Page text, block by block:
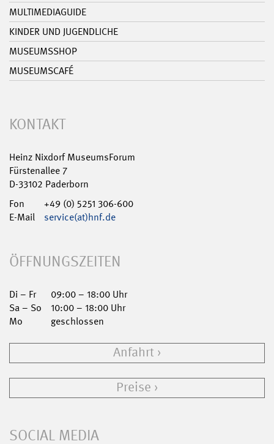
MULTIMEDIAGUIDE
KINDER UND JUGENDLICHE
MUSEUMSSHOP
MUSEUMSCAFÉ
KONTAKT
Heinz Nixdorf MuseumsForum
Fürstenallee 7
D-33102 Paderborn
Fon
+49 (0) 5251 306-600
E-Mail
service(at)hnf.de
ÖFFNUNGSZEITEN
Di – Fr
09:00 – 18:00 Uhr
Sa – So
10:00 – 18:00 Uhr
Mo
geschlossen
Anfahrt
Preise
SOCIAL MEDIA